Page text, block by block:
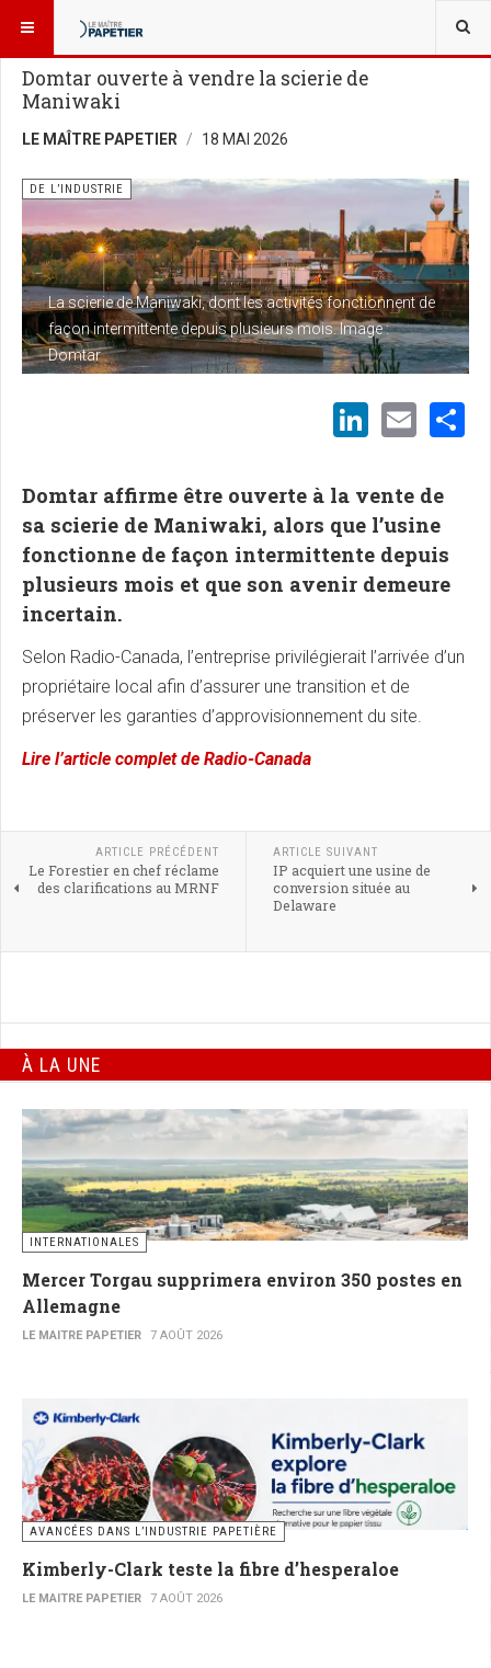
VOUS ÊTES ICI :
Domtar ouverte à vendre la scierie de
Maniwaki
LE MAÎTRE PAPETIER 18 MAI 2026
La scierie de Maniwaki, dont les activités fonctionnent de
façon intermittente depuis plusieurs mois. Image :
Domtar
DE L’INDUSTRIE
Domtar affirme être ouverte à la vente de
sa scierie de Maniwaki, alors que l’usine
fonctionne de façon intermittente depuis
plusieurs mois et que son avenir demeure
incertain.
Selon Radio-Canada, l’entreprise privilégierait l’arrivée d’un
propriétaire local afin d’assurer une transition et de
préserver les garanties d’approvisionnement du site.
Lire l’article complet de Radio-Canada
ARTICLE PRÉCÉDENT
Le Forestier en chef réclame
des clarifications au MRNF
ARTICLE SUIVANT
IP acquiert une usine de
conversion située au
Delaware
À LA UNE
INTERNATIONALES
Mercer Torgau supprimera environ 350 postes en
Allemagne
LE MAITRE PAPETIER 7 AOÛT 2026
AVANCÉES DANS L’INDUSTRIE PAPETIÈRE
Kimberly-Clark teste la fibre d’hesperaloe
LE MAITRE PAPETIER 7 AOÛT 2026